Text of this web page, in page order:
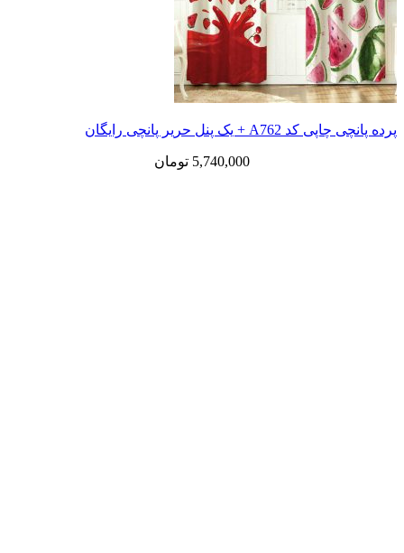
پرده پانچی چاپی کد A762 + یک پنل حریر پانچی رایگان
5,740,000 تومان